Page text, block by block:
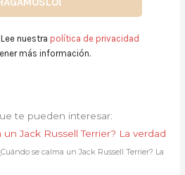
nuestra política de privacidad
más información.
te pueden interesar:
un Jack Russell Terrier? La verdad
se calma un Jack Russell Terrier? La